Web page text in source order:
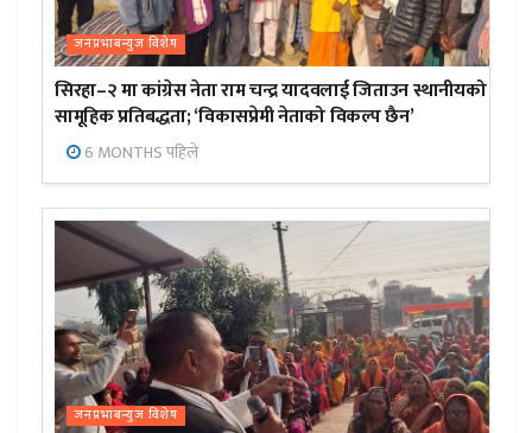
जनप्रभाबन्युज विशेष
सिरहा–२ मा कांग्रेस नेता राम चन्द्र यादवलाई जिताउन स्थानीयको
सामूहिक प्रतिबद्धता; ‘विकासप्रेमी नेताको विकल्प छैन’
6 MONTHS पहिले
जनप्रभाबन्युज विशेष